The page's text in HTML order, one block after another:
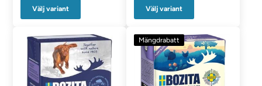
Välj variant Välj variant
Mängdrabatt